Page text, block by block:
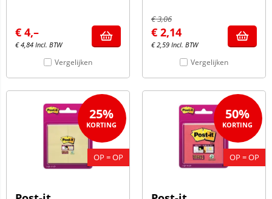
€ 4,–
€4,84 Incl. BTW
Vergelijken
€3,06
€ 2,14
€2,59 Incl. BTW
Vergelijken
OP = OP
25%
OP = OP
50%